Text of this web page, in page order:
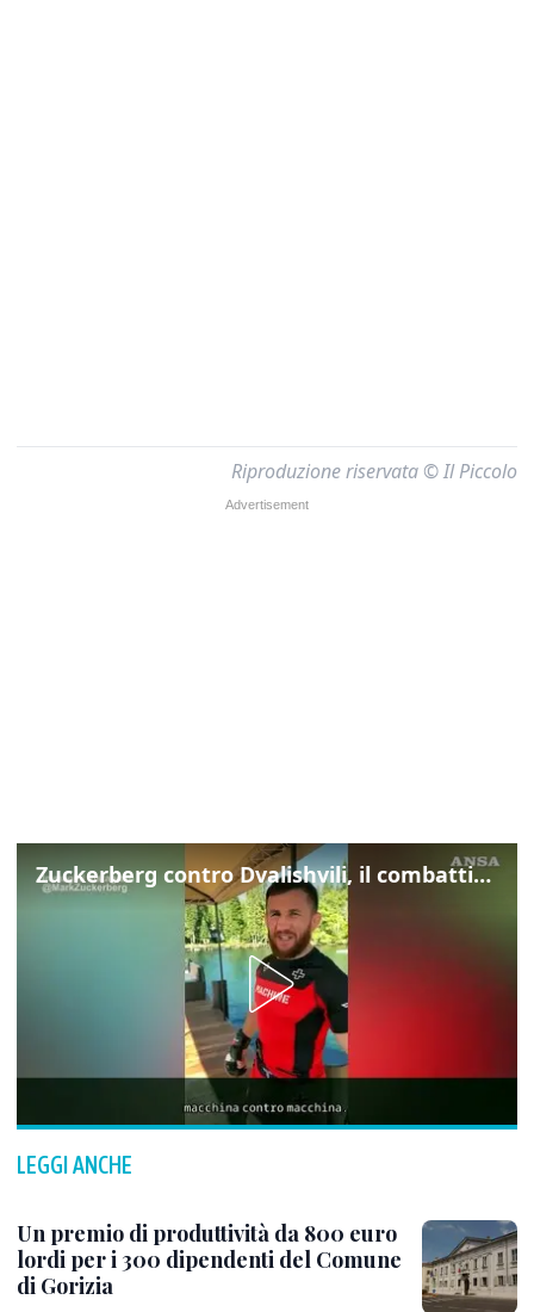
Riproduzione riservata © Il Piccolo
Zuckerberg contro Dvalishvili, il combattimento in mezzo a un lago
LEGGI ANCHE
Un premio di produttività da 800 euro
lordi per i 300 dipendenti del Comune
di Gorizia